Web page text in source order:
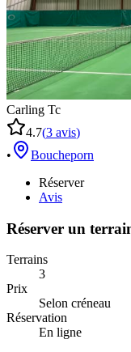
Carling Tc
4.7(3 avis)
•
Boucheporn
Réserver
Avis
Réserver un
Terrains
3
Prix
Selon créneau
Réservation
En ligne